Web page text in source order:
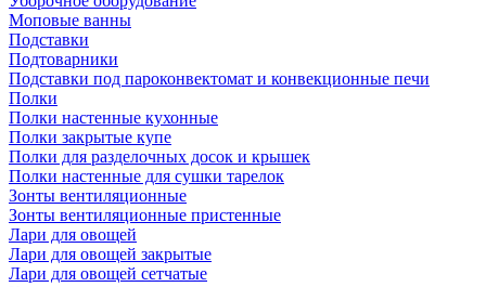
Моповые ванны
Подставки
Подтоварники
Подставки под пароконвектомат и конвекционные печи
Полки
Полки настенные кухонные
Полки закрытые купе
Полки для разделочных досок и крышек
Полки настенные для сушки тарелок
Зонты вентиляционные
Зонты вентиляционные пристенные
Лари для овощей
Лари для овощей закрытые
Лари для овощей сетчатые